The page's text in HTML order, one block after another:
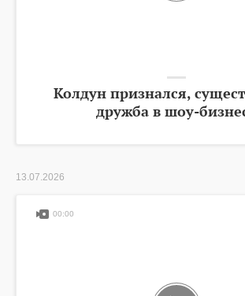
Колдун признался,
дружба в шоу-
13.07.2026
00:00